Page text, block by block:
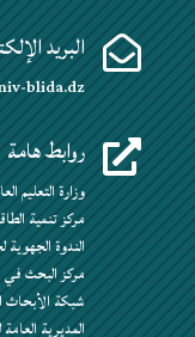
 البريد
blida.dz
 روابط هامة
وزارة التعليم
مركز تنمية
الندوة
مركز البحث في
شبكة الأبحاث
المديرية